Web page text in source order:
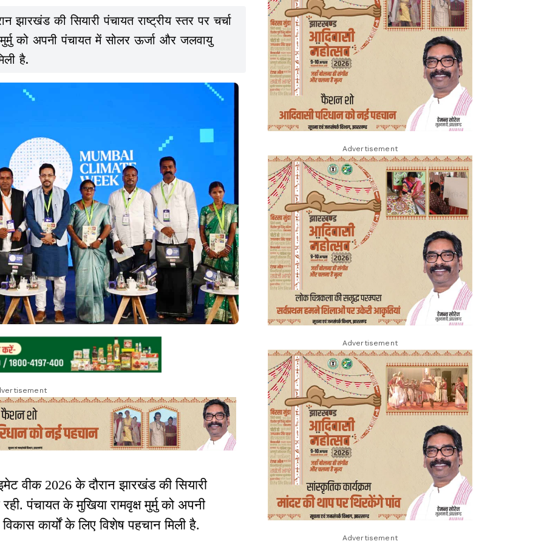
की सियारी पंचायत राष्ट्रीय स्तर पर चर्चा
को अपनी पंचायत में सोलर ऊर्जा और जलवायु
है.
वीक 2026 के दौरान झारखंड की सियारी
पंचायत के मुखिया रामवृक्ष मुर्मु को अपनी
कार्यों के लिए विशेष पहचान मिली है.
Advertisement
Advertisement
Advertisement